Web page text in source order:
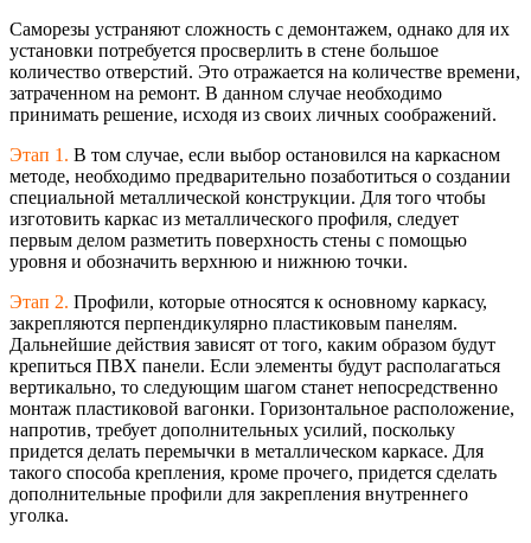
Саморезы устраняют сложность с демонтажем, однако для их
установки потребуется просверлить в стене большое
количество отверстий. Это отражается на количестве времени,
затраченном на ремонт. В данном случае необходимо
принимать решение, исходя из своих личных соображений.
Этап 1. В том случае, если выбор остановился на каркасном
методе, необходимо предварительно позаботиться о создании
специальной металлической конструкции. Для того чтобы
изготовить каркас из металлического профиля, следует
первым делом разметить поверхность стены с помощью
уровня и обозначить верхнюю и нижнюю точки.
Этап 2. Профили, которые относятся к основному каркасу,
закрепляются перпендикулярно пластиковым панелям.
Дальнейшие действия зависят от того, каким образом будут
крепиться ПВХ панели. Если элементы будут располагаться
вертикально, то следующим шагом станет непосредственно
монтаж пластиковой вагонки. Горизонтальное расположение,
напротив, требует дополнительных усилий, поскольку
придется делать перемычки в металлическом каркасе. Для
такого способа крепления, кроме прочего, придется сделать
дополнительные профили для закрепления внутреннего
уголка.